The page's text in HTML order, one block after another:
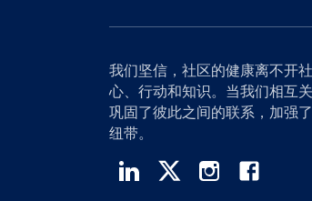
我们坚信，社区的健康离不开
心、行动和知识。当我们相互
巩固了彼此之间的联系，加强
纽带。